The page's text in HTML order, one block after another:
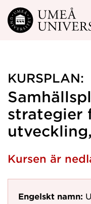
Hoppa direkt till
KURSPLAN:
strategier
Kursen är
Engelskt namn: